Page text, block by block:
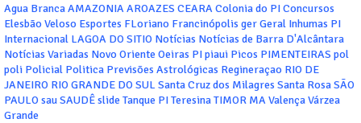
Agua BrancaAMAZONIAAROAZES CEARAColonia do PIConcursos
Elesbão Veloso Esportes FLoriano Francinópolis gerGeral Inhumas PI
Internacional LAGOA DO SITIO Notícias Notícias de Barra D'Alcântara
Notícias Variadas Novo Oriente Oeiras PIpiaui Picos PIMENTEIRAS pol
poli Policial Politica Previsões Astrológicas Regineraçao RIO DE
JANEIRO RIO GRANDE DO SUL Santa Cruz dos Milagres Santa RosaSÃO
PAULOsauSAUDÊslide Tanque PITeresinaTIMOR MAValençaVárzea
Grande